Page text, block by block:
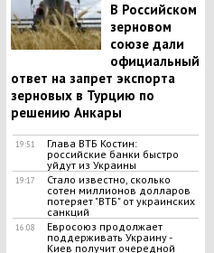
В Российском
зерновом
союзе дали
официальный
ответ на запрет экспорта
зерновых в Турцию по
решению Анкары
19:51
Глава ВТБ Костин:
российские банки быстро
уйдут из Украины
19:17
Стало известно, сколько
сотен миллионов долларов
потеряет "ВТБ" от украинских
санкций
16:08
Евросоюз продолжает
поддерживать Украину -
Киев получит очередной